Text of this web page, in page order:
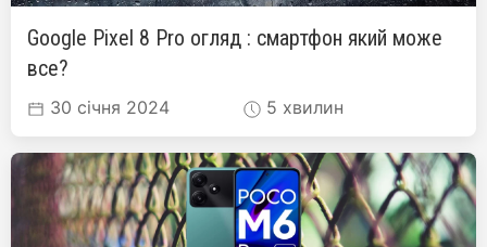
Google Pixel 8 Pro огляд : смартфон який може
все?
30 січня 2024 5 хвилин